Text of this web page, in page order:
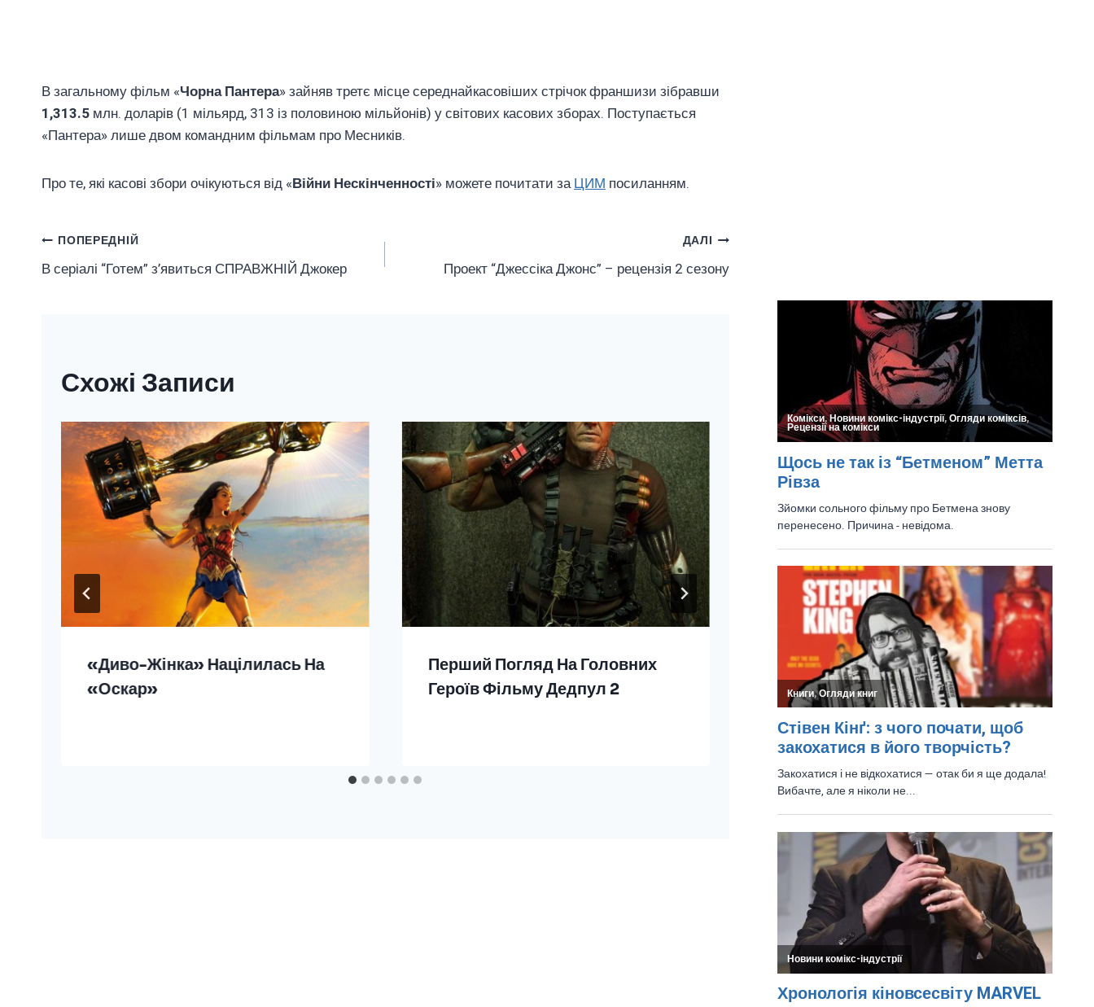
В загальному фільм «Чорна Пантера» зайняв третє місце середнайкасовіших стрічок франшизи зібравши
1,313.5 млн. доларів (1 мільярд, 313 із половиною мільйонів) у світових касових зборах. Поступається
«Пантера» лише двом командним фільмам про Месників.
Про те, які касові збори очікуються від «Війни Нескінченності» можете почитати заЦИМ посиланням.
Навігація
Записів
ПОПЕРЕДНІЙ
В серіалі “Готем” з’явиться СПРАВЖНІЙ Джокер
ДАЛІ
Проект “Джессіка Джонс” – рецензія 2 сезону
Схожі Записи
«Диво-Жінка» Націлилась На
«Оскар»
Перший Погляд На Головних
Героїв Фільму Дедпул 2
10 Найкращих Повнометражних
Мультфільмів DC